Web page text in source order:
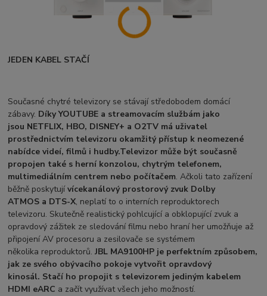
JEDEN KABEL STAČÍ
Současné chytré televizory se stávají středobodem domácí
zábavy. Díky YOUTUBE a streamovacím službám jako
jsou NETFLIX, HBO, DISNEY+ a O2TV má uživatel
prostřednictvím televizoru okamžitý přístup k neomezené
nabídce videí, filmů i hudby.Televizor může být současně
propojen také s herní konzolou, chytrým telefonem,
multimediálním centrem nebo počítačem. Ačkoli tato zařízení
běžně poskytujívícekanálový prostorový zvuk Dolby
ATMOS a DTS-X, neplatí to o interních reproduktorech
televizoru. Skutečně realistický pohlcující a obklopující zvuk a
opravdový zážitek ze sledování filmu nebo hraní her umožňuje až
připojení AV procesoru a zesilovače se systémem
několika reproduktorů.JBL MA9100HP je perfektním způsobem,
jak ze svého obývacího pokoje vytvořit opravdový
kinosál. Stačí ho propojit s televizorem jediným kabelem
HDMI eARC a začít využívat všech jeho možností.